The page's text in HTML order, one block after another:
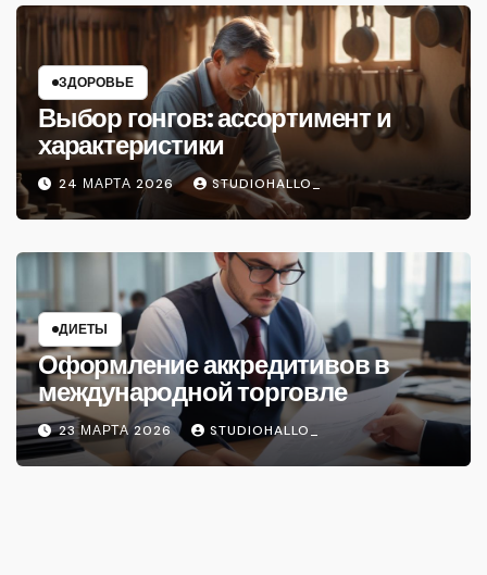
ЗДОРОВЬЕ
Выбор гонгов: ассортимент и
характеристики
24 МАРТА 2026 STUDIOHALLO_
ДИЕТЫ
Оформление аккредитивов в
международной торговле
23 МАРТА 2026 STUDIOHALLO_